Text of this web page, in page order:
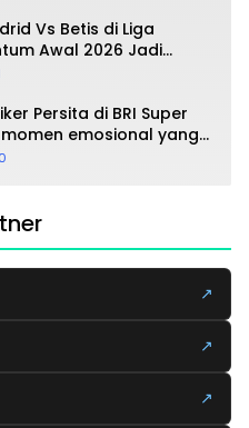
Vs Betis di Liga
Awal 2026 Jadi
Persita di BRI Super
emosional yang
untuk sang buah hati
↗
↗
↗